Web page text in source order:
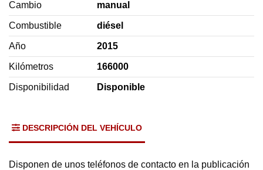
Cambio manual
Combustible diésel
Año 2015
Kilómetros 166000
Disponibilidad Disponible
DESCRIPCIÓN DEL VEHÍCULO
Disponen de unos teléfonos de contacto en la publicación